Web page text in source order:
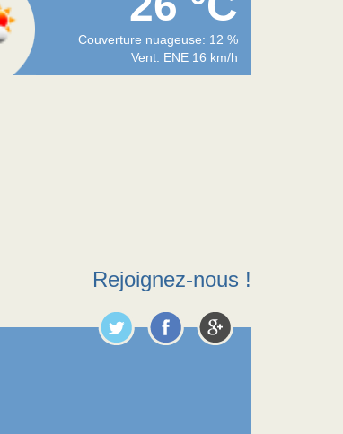
Couverture nuageuse: 12 %
Vent: ENE 16 km/h
Rejoignez-nous !